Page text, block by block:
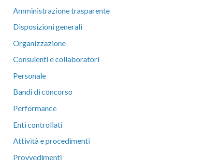
Amministrazione trasparente
Disposizioni generali
Organizzazione
Consulenti e collaboratori
Personale
Bandi di concorso
Performance
Enti controllati
Attività e procedimenti
Provvedimenti